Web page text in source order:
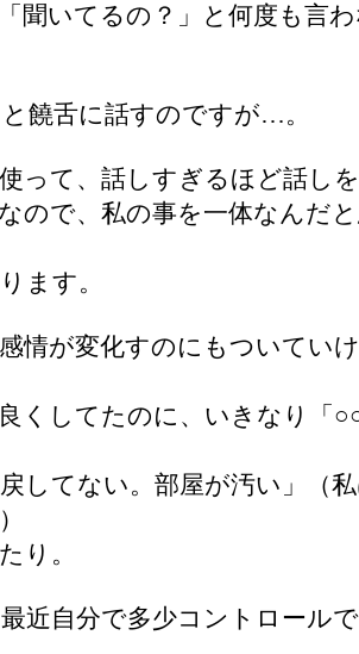
聞いてるの？」と何度も言
饒舌に話すのですが…。
って、話しすぎるほど話し
ので、私の事を一体なんだ
ます。
情が変化すのにもついてい
くしてたのに、いきなり「
してない。部屋が汚い」（
り。
近自分で多少コントロール